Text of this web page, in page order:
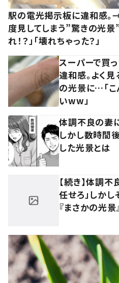
駅の電光掲示板に違和感
度見してしまう”驚きの光
れ！？」「壊れちゃった？」
スーパーで買
違和感。よく見
の光景に…「こ
いww」
体調不良の妻
しかし数時間
した光景とは
【続き】体調
任せろ」しか
『まさかの光景